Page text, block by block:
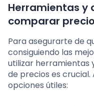
Herramientas y
comparar
Para asegurarte de
consiguiendo las
utilizar herramientas
de precios es
opciones útiles: